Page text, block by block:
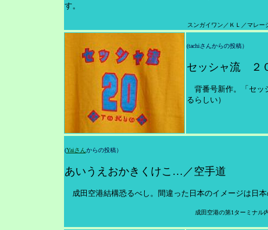
す。
スンガイワン／ＫＬ／マレー
(tachiさんからの投稿）
セッシャ流 ２
背番号新作。「セッ
るらしい）
(Yaiさんからの投稿）
あいうえおかきくけこ…／空手道
成田空港結構恐るべし。間違った日本のイメージは日
成田空港の第1ターミナル